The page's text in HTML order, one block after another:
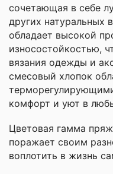
сочетающая в себе
других натуральных
обладает высокой
износостойкостью,
вязания одежды и
смесовый хлопок
комфорт и уют в
Цветовая гамма
поражает своим
воплотить в жизнь